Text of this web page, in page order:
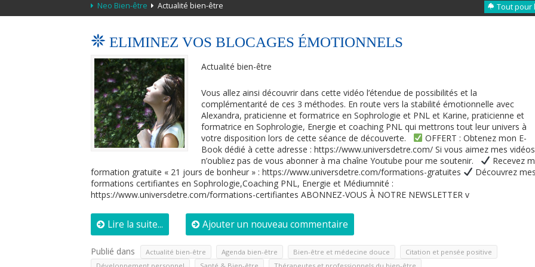
Neo Bien-être Actualité bien-être Tout pour
ELIMINEZ VOS BLOCAGES ÉMOTIONNELS
Actualité bien-être
Vous allez ainsi découvrir dans cette vidéo l’étendue de possibilités et la
complémentarité de ces 3 méthodes. En route vers la stabilité émotionnelle avec
Alexandra, praticienne et formatrice en Sophrologie et PNL et Karine, praticienne et
formatrice en Sophrologie, Energie et coaching PNL qui mettrons tout leur univers à
votre disposition lors de cette séance de découverte.
OFFERT : Obtenez mon E-
Book dédié à cette adresse : https://www.universdetre.com/ Si vous aimez mes
n’oubliez pas de vous abonner à ma chaîne Youtube pour me soutenir.
Recevez
formation gratuite « 21 jours de bonheur » : https://www.universdetre.com/formations-gratuites
Découvrez
formations certifiantes en Sophrologie,Coaching PNL, Energie et Médiumnité :
https://www.universdetre.com/formations-certifiantes ABONNEZ-VOUS À NOTRE NEWSLETTER v
Lire la suite... Ajouter un nouveau commentaire
Publié dans Actualité bien-être Agenda bien-être Bien-être et médecine douce Citation et pensée positive